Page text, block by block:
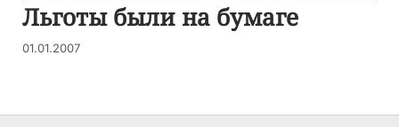
Льготы были на бумаге
01.01.2007